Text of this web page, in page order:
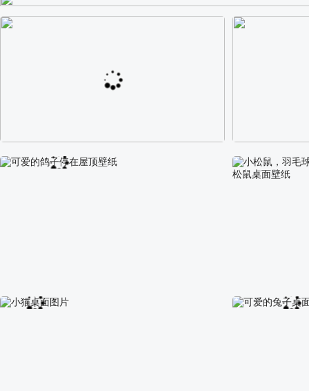
阿尔卑斯山区自然风景壁纸 校园长发可爱
可爱的鸽子停在屋顶壁纸 小松鼠，羽毛